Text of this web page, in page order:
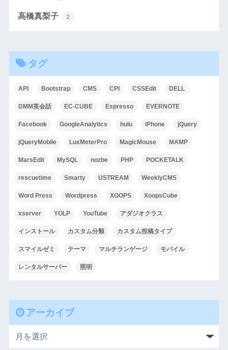
高橋真梨子 2
タグ
API Bootstrap CMS CPI CSSEdit DELL
DMM英会話 EC-CUBE Espresso EVERNOTE
Facebook GoogleAnalytics hulu iPhone jQuery
jQueryMobile LuxMeterPro MagicMouse MAMP
MarsEdit MySQL nozbe PHP POCKETALK
rescuetime Smarty USTREAM WeeklyCMS
Word Press Wordpress XOOPS XoopsCube
xserver YOLP YouTube アダジオクラス
インストール カスタム分類 カスタム投稿タイプ
スマイルゼミ テーマ マルチランゲージ モバイル
レンタルサーバー 照明
アーカイブ